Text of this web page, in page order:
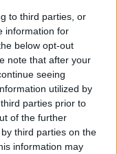
to third parties, or
information for
below opt-out
note that after your
seeing
utilized by
parties prior to
of the further
third parties on the
information may
della guida di
le migliori Spa